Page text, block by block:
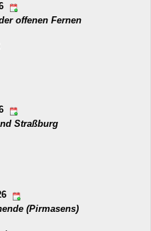
offenen Fernen
Straßburg
(Pirmasens)